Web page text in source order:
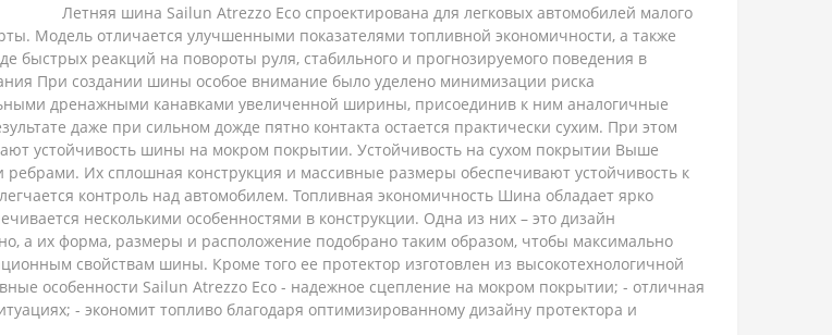
Летняя шина Sailun Atrezzo Eco спроектирована для легковых автомобилей малого
Модель отличается улучшенными показателями топливной экономичности, а также
реакций на повороты руля, стабильного и прогнозируемого поведения в
При создании шины особое внимание было уделено минимизации риска
дренажными канавками увеличенной ширины, присоединив к ним аналогичные
даже при сильном дожде пятно контакта остается практически сухим. При этом
устойчивость шины на мокром покрытии. Устойчивость на сухом покрытии Выше
Их сплошная конструкция и массивные размеры обеспечивают устойчивость к
контроль над автомобилем. Топливная экономичность Шина обладает ярко
несколькими особенностями в конструкции. Одна из них – это дизайн
а их форма, размеры и расположение подобрано таким образом, чтобы максимально
свойствам шины. Кроме того ее протектор изготовлен из высокотехнологичной
особенности Sailun Atrezzo Eco - надежное сцепление на мокром покрытии; - отличная
- экономит топливо благодаря оптимизированному дизайну протектора и